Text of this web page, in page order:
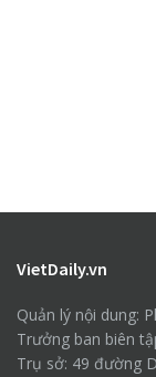
VietDaily.vn
Quản lý nội dung:
Trưởng ban biên
Trụ sở: 49 đường